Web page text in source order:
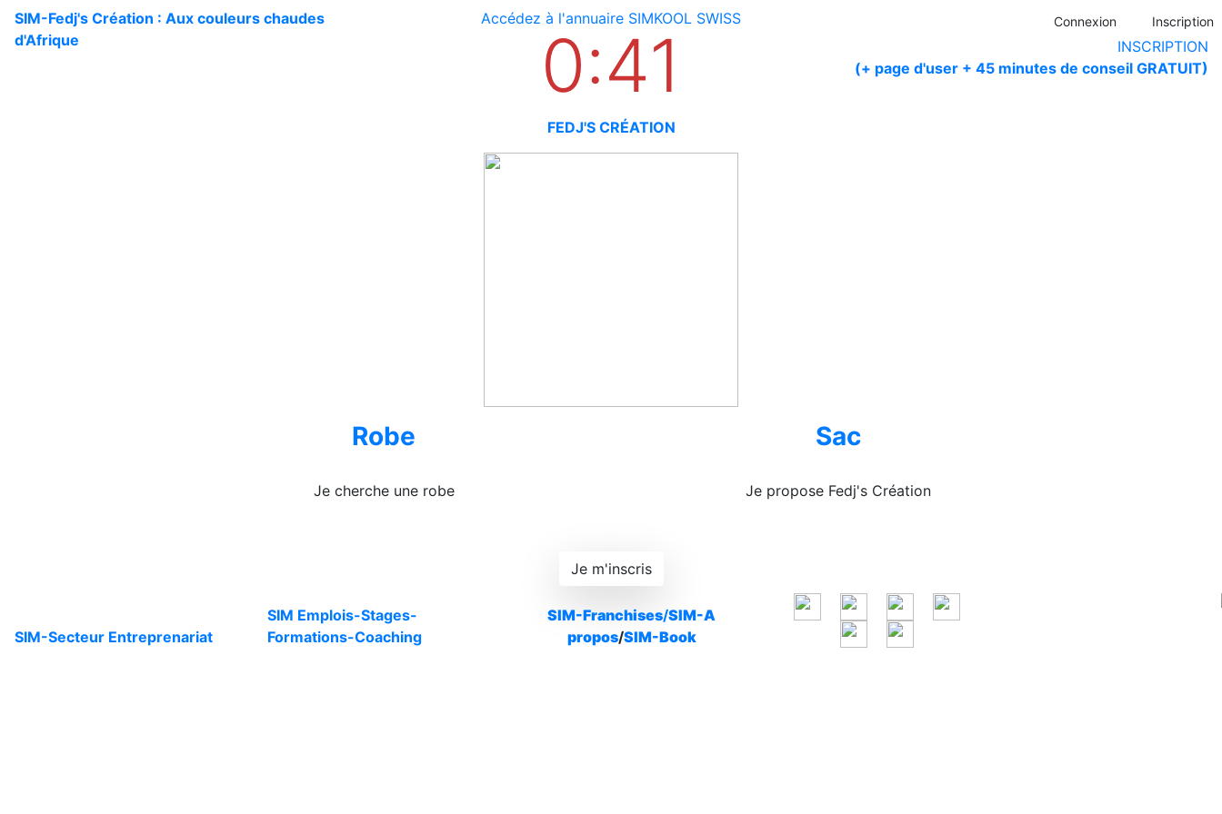
SIM-Fedj's Création : Aux couleurs chaudes
d'Afrique
Accédez à l'annuaire SIMKOOL SWISS
0:41 Connexion Inscription
INSCRIPTION
(+ page d'user + 45 minutes de conseil GRATUIT)
FEDJ'S CRÉATION
Robe
Je cherche une robe
Sac
Je propose Fedj's Création
Je m'inscris
SIM-Secteur Entreprenariat
SIM Emplois-Stages-
Formations-Coaching
SIM-Franchises/SIM-A
propos/SIM-Book